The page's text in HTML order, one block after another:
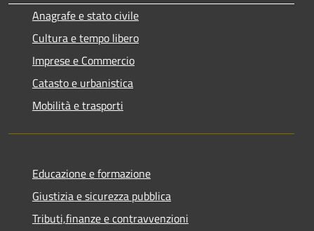
Anagrafe e stato civile
Cultura e tempo libero
Imprese e Commercio
Catasto e urbanistica
Mobilità e trasporti
Educazione e formazione
Giustizia e sicurezza pubblica
Tributi,finanze e contravvenzioni